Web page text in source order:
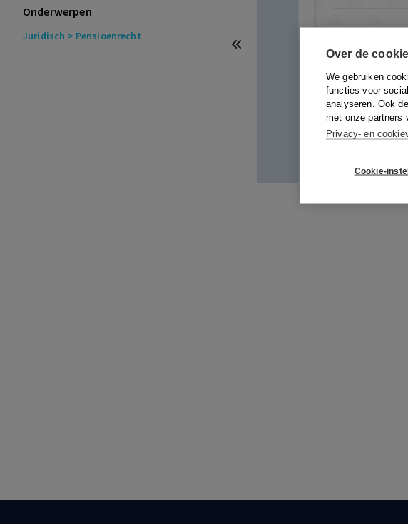
Over de
We gebruiken
functies voor
analyseren. Ook
met onze partners
Privacy- en
Cookie-
Onderwerpen
Juridisch > Pensioenrecht
Deze
ook de